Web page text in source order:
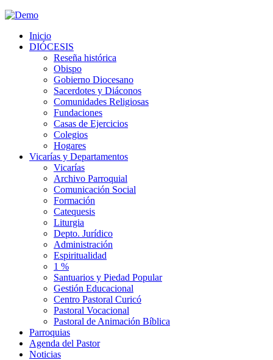
Inicio
DIÓCESIS
Reseña histórica
Obispo
Gobierno Diocesano
Sacerdotes y Diáconos
Comunidades Religiosas
Fundaciones
Casas de Ejercicios
Colegios
Hogares
Vicarías y Departamentos
Vicarías
Archivo Parroquial
Comunicación Social
Formación
Catequesis
Liturgia
Depto. Jurídico
Administración
Espiritualidad
1 %
Santuarios y Piedad Popular
Gestión Educacional
Centro Pastoral Curicó
Pastoral Vocacional
Pastoral de Animación Bíblica
Parroquias
Agenda del Pastor
Noticias